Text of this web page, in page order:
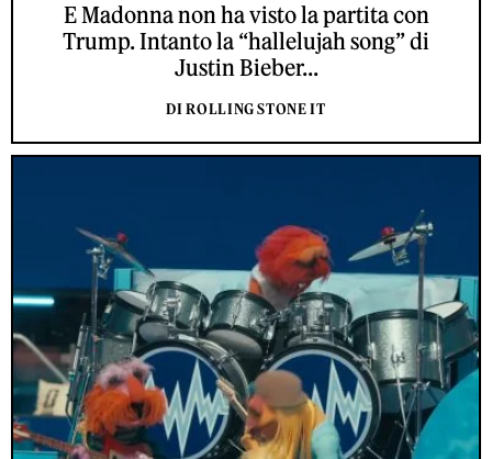
E Madonna non ha visto la partita con
Trump. Intanto la “hallelujah song” di
Justin Bieber...
DI ROLLING STONE IT